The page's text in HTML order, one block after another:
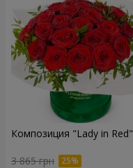
Композиция "Lady in Red"
3 865 грн